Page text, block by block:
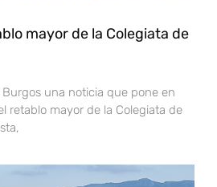
mayor de la Colegiata de
una noticia que pone en
retablo mayor de la Colegiata de